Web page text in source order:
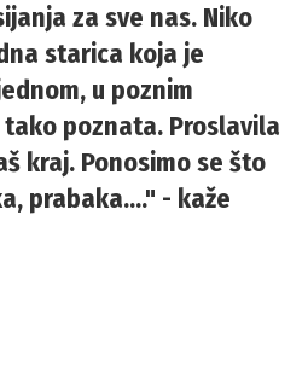
za sve nas. Niko
starica koja je
u poznim
poznata. Proslavila
kraj. Ponosimo se što
prabaka...." - kaže